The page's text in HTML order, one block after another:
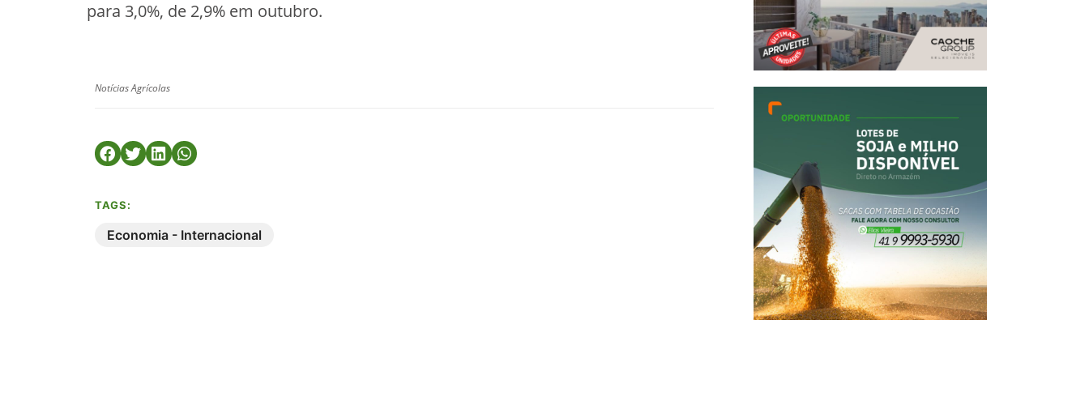
para 3,0%, de 2,9% em outubro.
Notícias Agrícolas
TAGS:
Economia - Internacional